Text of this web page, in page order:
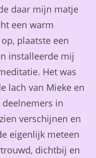
daar mijn matje
een warm
plaatste een
installeerde mij
Het was
lach van Mieke en
deelnemers in
verschijnen en
eigenlijk meteen
dichtbij en